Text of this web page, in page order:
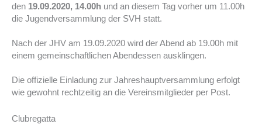
den 19.09.2020, 14.00h und an diesem Tag vorher um 11.00h
die Jugendversammlung der SVH statt.
Nach der JHV am 19.09.2020 wird der Abend ab 19.00h mit
einem gemeinschaftlichen Abendessen ausklingen.
Die offizielle Einladung zur Jahreshauptversammlung erfolgt
wie gewohnt rechtzeitig an die Vereinsmitglieder per Post.
Clubregatta